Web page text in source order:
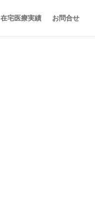
在宅医療実績 お問合せ